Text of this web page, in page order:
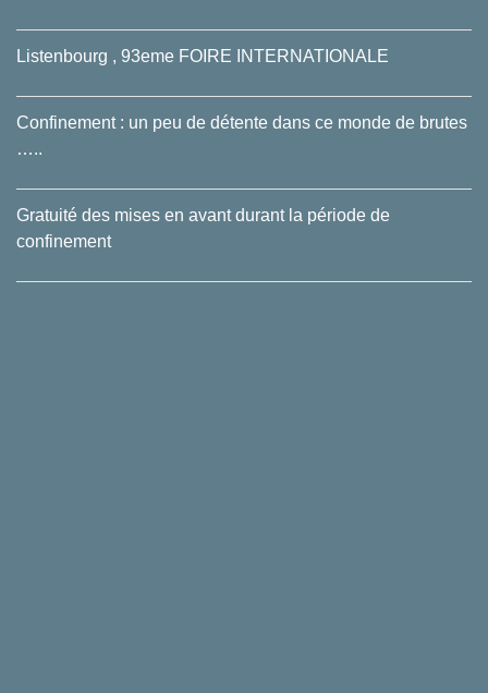
Listenbourg , 93eme FOIRE INTERNATIONALE
Confinement : un peu de détente dans ce monde de brutes
…..
Gratuité des mises en avant durant la période de
confinement